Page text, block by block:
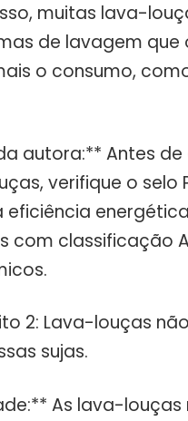
muitas lava-
de lavagem que
o consumo,
autora:** Antes
verifique o selo
eficiência
com classificação
2: Lava-louças
sujas.
As lava-louças